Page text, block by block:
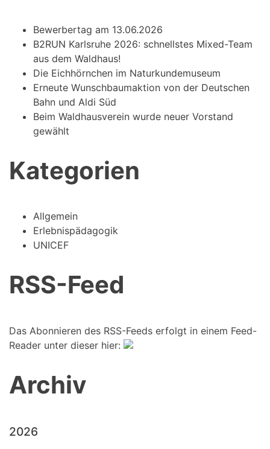
Bewerbertag am 13.06.2026
B2RUN Karlsruhe 2026: schnellstes Mixed-Team
aus dem Waldhaus!
Die Eichhörnchen im Naturkundemuseum
Erneute Wunschbaumaktion von der Deutschen
Bahn und Aldi Süd
Beim Waldhausverein wurde neuer Vorstand
gewählt
Kategorien
Allgemein
Erlebnispädagogik
UNICEF
RSS-Feed
Das Abonnieren des RSS-Feeds erfolgt in einem Feed-
Reader unter dieser hier:
Archiv
2026